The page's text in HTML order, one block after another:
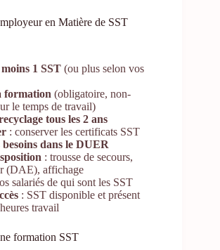
en Matière de SST
1 SST (ou plus selon vos
formation (obligatoire, non-
le temps de travail)
tous les 2 ans
: conserver les certificats SST
dans le DUER
: trousse de secours,
(DAE), affichage
salariés de qui sont les SST
: SST disponible et présent
travail
formation SST